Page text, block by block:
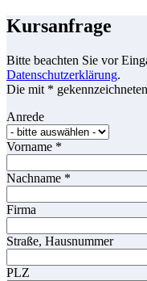
Kursanfrage
Bitte beachten Sie vor
Datenschutzerklärung.
Die mit *
Anrede
Vorname *
Nachname *
Firma
Straße, Hausnummer
PLZ